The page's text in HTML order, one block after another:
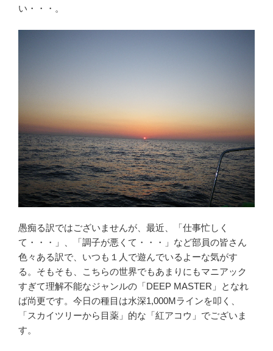
い・・・。
愚痴る訳ではございませんが、最近、「仕事忙しく
て・・・」、「調子が悪くて・・・」など部員の皆さん
色々ある訳で、いつも１人で遊んでいるよーな気がす
る。そもそも、こちらの世界でもあまりにもマニアック
すぎて理解不能なジャンルの「DEEP MASTER」となれ
ば尚更です。今日の種目は水深1,000Mラインを叩く、
「スカイツリーから目薬」的な「紅アコウ」でございま
す。